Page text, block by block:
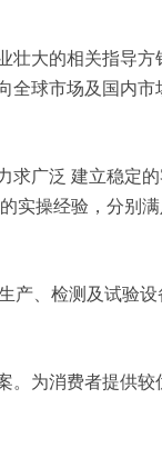
大的相关指导
球市场及国内
广泛 建立稳定
实操经验，分别
产、检测及试验
为消费者提供